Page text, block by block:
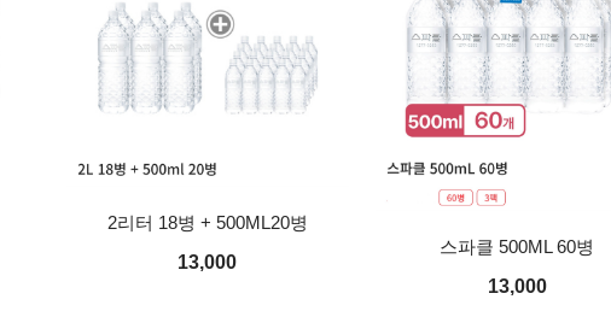
2리터 18병 + 500ML20병
13,000
스파클 500ML 60병
13,000